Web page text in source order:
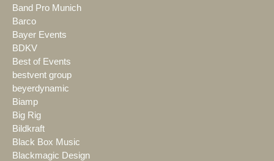
Band Pro Munich
Barco
Bayer Events
BDKV
Best of Events
bestvent group
beyerdynamic
Biamp
Big Rig
Bildkraft
Black Box Music
Blackmagic Design